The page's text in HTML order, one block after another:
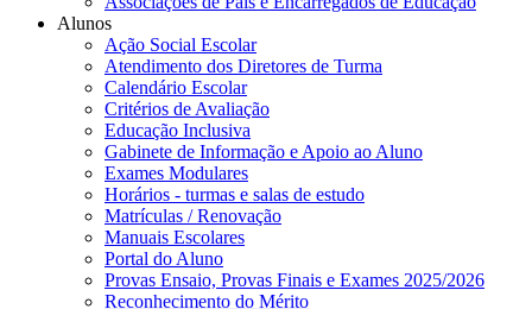
Alunos
Ação Social Escolar
Atendimento dos Diretores de Turma
Calendário Escolar
Critérios de Avaliação
Educação Inclusiva
Gabinete de Informação e Apoio ao Aluno
Exames Modulares
Horários - turmas e salas de estudo
Matrículas / Renovação
Manuais Escolares
Portal do Aluno
Provas Ensaio, Provas Finais e Exames 2025/2026
Reconhecimento do Mérito